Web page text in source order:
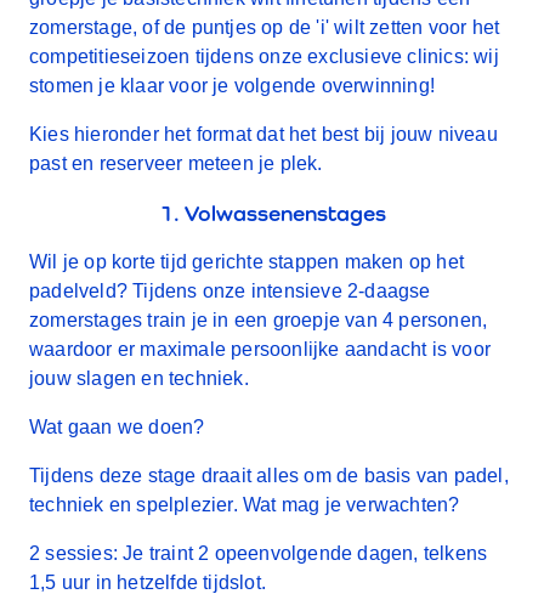
zomerstage, of de puntjes op de 'i' wilt zetten voor het
competitieseizoen tijdens onze exclusieve clinics: wij
stomen je klaar voor je volgende overwinning!
Kies hieronder het format dat het best bij jouw niveau
past en reserveer meteen je plek.
1. Volwassenenstages
Wil je op korte tijd gerichte stappen maken op het
padelveld? Tijdens onze intensieve 2-daagse
zomerstages train je in een groepje van 4 personen,
waardoor er maximale persoonlijke aandacht is voor
jouw slagen en techniek.
Wat gaan we doen?
Tijdens deze stage draait alles om de basis van padel,
techniek en spelplezier. Wat mag je verwachten?
2 sessies: Je traint 2 opeenvolgende dagen, telkens
1,5 uur in hetzelfde tijdslot.